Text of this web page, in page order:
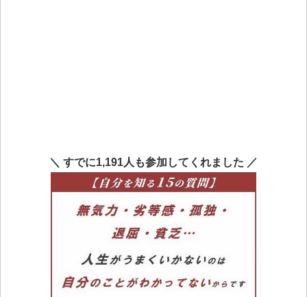
＼ すでに1,191人も参加してくれました ／